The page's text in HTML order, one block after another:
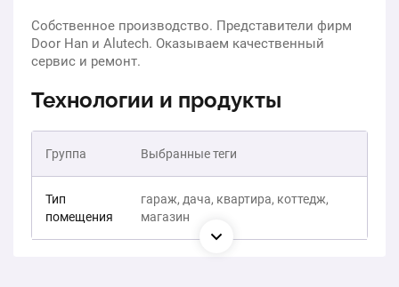
Собственное производство. Представители фирм
Door Han и Alutech. Оказываем качественный
сервис и ремонт.
Технологии и продукты
Группа Выбранные теги
Тип
помещения
гараж, дача, квартира, коттедж,
магазин